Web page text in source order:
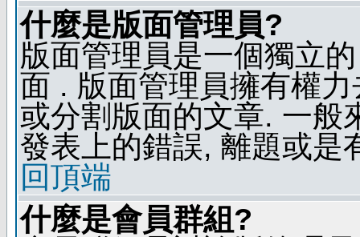
什麼是版面管理員?
版面管理員是一個獨立
面 . 版面管理員擁有權
或分割版面的文章. 一般
發表上的錯誤, 離題或是
回頂端
什麼是會員群組?